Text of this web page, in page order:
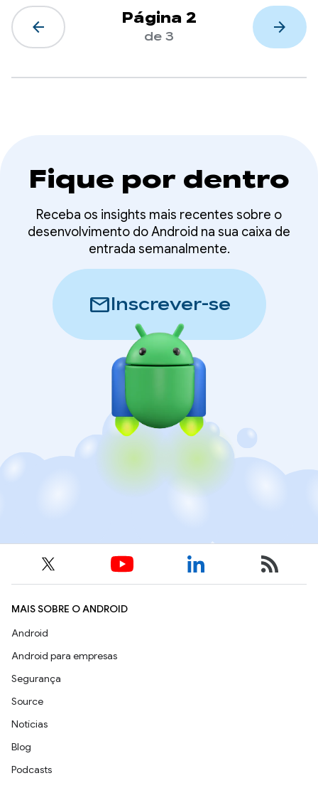
arrow_back Página 2
de 3 arrow_forward
Fique por dentro
Receba os insights mais recentes sobre o
desenvolvimento do Android na sua caixa de
entrada semanalmente.
mailInscrever-se
MAIS SOBRE O ANDROID
Android
Android para empresas
Segurança
Source
Notícias
Blog
Podcasts